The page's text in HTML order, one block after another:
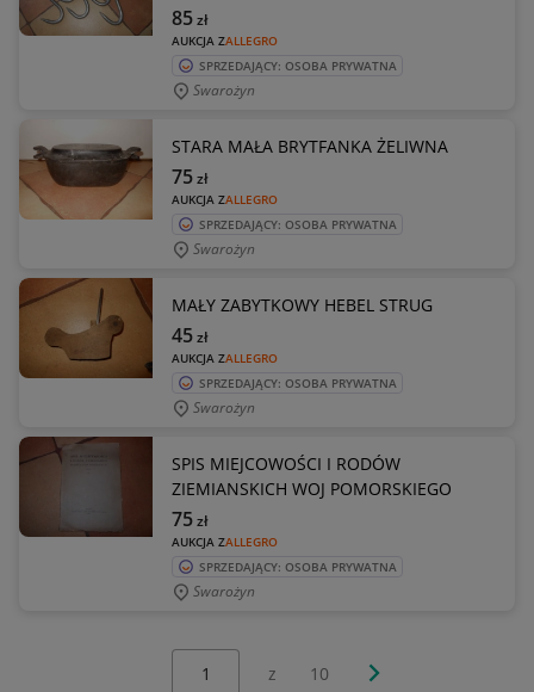
AUKCJA ZALLEGRO
85zł
SPRZEDAJĄCY: OSOBA PRYWATNA
Swarożyn
STARA MAŁA BRYTFANKA ŻELIWNA
AUKCJA ZALLEGRO
75zł
SPRZEDAJĄCY: OSOBA PRYWATNA
Swarożyn
MAŁY ZABYTKOWY HEBEL STRUG
AUKCJA ZALLEGRO
45zł
SPRZEDAJĄCY: OSOBA PRYWATNA
Swarożyn
SPIS MIEJCOWOŚCI I RODÓW
ZIEMIANSKICH WOJ POMORSKIEGO
AUKCJA ZALLEGRO
75zł
SPRZEDAJĄCY: OSOBA PRYWATNA
Swarożyn
z 10 Następna strona